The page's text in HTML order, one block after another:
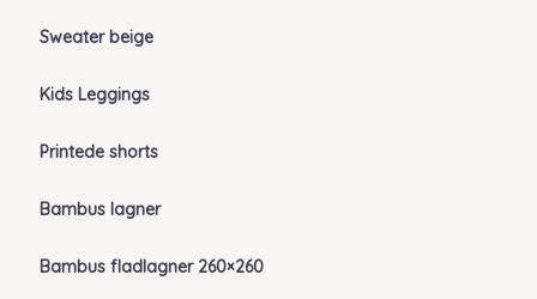
Sweater beige
Kids Leggings
Printede shorts
Bambus lagner
Bambus fladlagner 260×260